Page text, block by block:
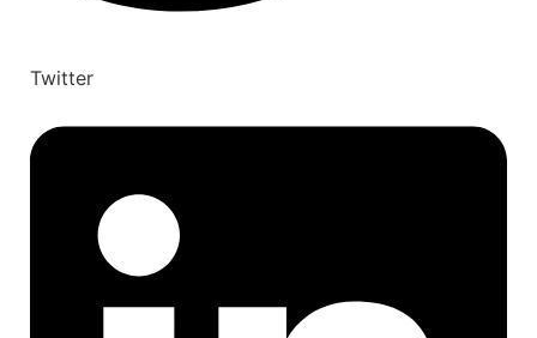
Twitter